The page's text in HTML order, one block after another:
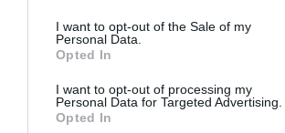
I want to opt-out of the Sale of my
Personal Data.
Opted In
I want to opt-out of processing my
Personal Data for Targeted Advertising.
Opted In